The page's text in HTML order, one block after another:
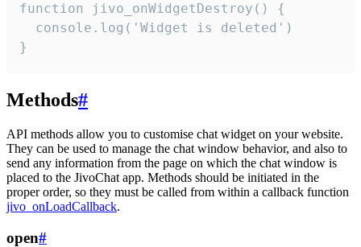
function jivo_onWidgetDestroy() {
  console.log('Widget is deleted')
}
Methods#
API methods allow you to customise chat widget on your website.
They can be used to manage the chat window behavior, and also to
send any information from the page on which the chat window is
placed to the JivoChat app. Methods should be initiated in the
proper order, so they must be called from within a callback function
jivo_onLoadCallback.
open#